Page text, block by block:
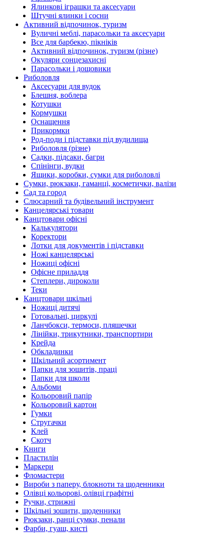
Ялинкові іграшки та аксесуари
Штучні ялинки і сосни
Активний відпочинок, туризм
Вуличні меблі, парасольки та аксесуари
Все для барбекю, пікніків
Активний відпочинок, туризм (різне)
Окуляри сонцезахисні
Парасольки і дощовики
Риболовля
Аксесуари для вудок
Блешня, воблера
Котушки
Кормушки
Оснащення
Прикормки
Род-поди і підставки під вудилища
Риболовля (різне)
Садки, підсаки, багри
Спінінги, вудки
Ящики, коробки, сумки для риболовлі
Сумки, рюкзаки, гаманці, косметички, валізи
Сад та город
Слюсарний та будівельний інструмент
Канцелярські товари
Канцтовари офісні
Калькулятори
Коректори
Лотки для документів і підставки
Ножі канцелярські
Ножиці офісні
Офісне приладдя
Степлери, дироколи
Теки
Канцтовари шкільні
Ножиці дитячі
Готовальні, циркулі
Ланчбокси, термоси, пляшечки
Лінійки, трикутники, транспортири
Крейда
Обкладинки
Шкільний асортимент
Папки для зошитів, праці
Папки для школи
Альбоми
Кольоровий папір
Кольоровий картон
Гумки
Стругачки
Клей
Скотч
Книги
Пластилін
Маркери
Фломастери
Вироби з паперу, блокноти та щоденники
Олівці кольорові, олівці графітні
Ручки, стрижні
Шкільні зошити, щоденники
Рюкзаки, ранці сумки, пенали
Фарби, гуаш, кисті